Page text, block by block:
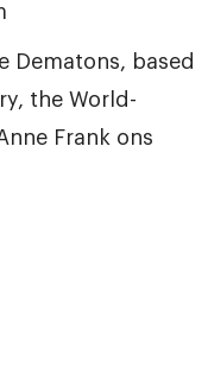
Dematons, based
the World-
Frank ons